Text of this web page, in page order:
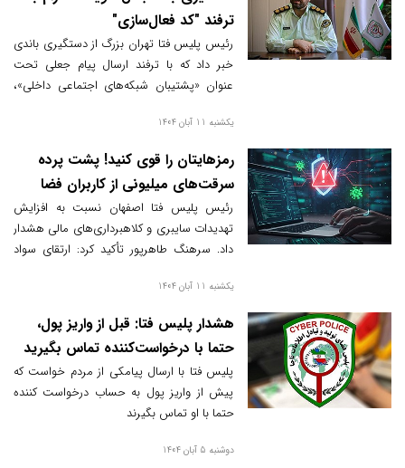
ترفند "کد فعال‌سازی"
رئیس پلیس فتا تهران بزرگ از دستگیری باندی
خبر داد که با ترفند ارسال پیام جعلی تحت
عنوان «پشتیبان شبکه‌های اجتماعی داخلی»،
جعل هویت از مخاطبین آنان کلاهبرداری
یکشنبه 11 آبان 1404
رمزهایتان را قوی کنید! پشت پرده
سرقت‌های میلیونی از کاربران فضا
مجازی
رئیس پلیس فتا اصفهان نسبت به افزایش
تهدیدات سایبری و کلاهبرداری‌های مالی هشدار
داد. سرهنگ طاهرپور تأکید کرد: ارتقای سواد
بهترین راهکار پیشگیری است.
یکشنبه 11 آبان 1404
هشدار پلیس فتا: قبل از واریز پول،
حتما با درخواست‌کننده تماس بگیرید
پلیس فتا با ارسال پیامکی از مردم خواست که
پیش از واریز پول به حساب درخواست کننده
حتما با او تماس بگیرند
دوشنبه 5 آبان 1404